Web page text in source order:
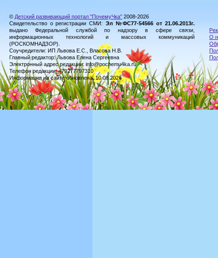
© Детский развивающий портал "ПочемуЧка" 2008-2026
Свидетельство о регистрации СМИ: Эл №ФС77-54566 от 21.06.2013г.
выдано Федеральной службой по надзору в сфере связи,
информационных технологий и массовых коммуникаций
(РОСКОМНАДЗОР).
Соучредители: ИП Львова Е.С., Власова Н.В.
Главный редактор: Львова Елена Сергеевна
Электронный адрес редакции: info@pochemu4ka.ru
Телефон редакции: +79277797310
Информация на сайте обновлена: 10.08.2026
О